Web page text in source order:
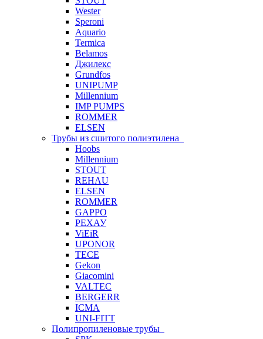
Wester
Speroni
Aquario
Termica
Belamos
Джилекс
Grundfos
UNIPUMP
Millennium
IMP PUMPS
ROMMER
ELSEN
Трубы из сшитого полиэтилена
Hoobs
Millennium
STOUT
REHAU
ELSEN
ROMMER
GAPPO
РЕХАУ
ViEiR
UPONOR
TECE
Gekon
Giacomini
VALTEC
BERGERR
ICMA
UNI-FITT
Полипропиленовые трубы